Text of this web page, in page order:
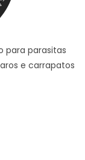
para parasitas
e carrapatos